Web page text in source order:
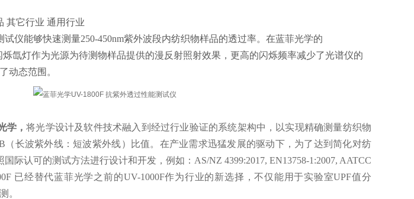
其它行业 通用行业
仪能够快速测量250-450nm紫外波段内纺织物样品的透过率。在蓝菲光学的
烁氙灯作为光源为待测物样品提供的漫反射照射效果，更高的闪烁频率减少了光谱仪的
动态范围。
学，将光学设计及软件技术融入到经过行业验证的系统架构中，以实现精确测量纺织物
（长波紫外线：短波紫外线）比值。在产业需求迅猛发展的驱动下，为了达到简化对纺
际认可的测试方法进行设计和开发，例如：AS/NZ 4399:2017, EN13758-1:2007, AATCC
已经替代蓝菲光学之前的UV-1000F作为行业的新选择，不仅能用于实验室UPF值分
。